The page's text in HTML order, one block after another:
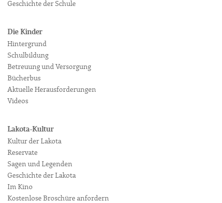
Geschichte der Schule
Die Kinder
Hintergrund
Schulbildung
Betreuung und Versorgung
Bücherbus
Aktuelle Herausforderungen
Videos
Lakota-Kultur
Kultur der Lakota
Reservate
Sagen und Legenden
Geschichte der Lakota
Im Kino
Kostenlose Broschüre anfordern